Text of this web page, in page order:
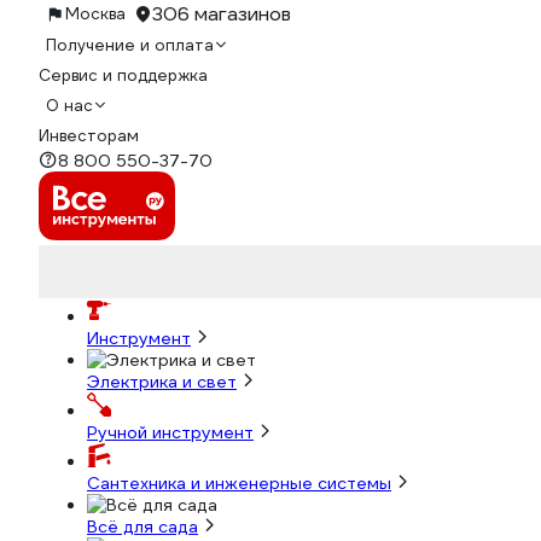
Москва 306 магазинов
Получение и оплата
Сервис и поддержка
О нас
Инвесторам
8 800 550-37-70
Инструмент
Электрика и свет
Ручной инструмент
Сантехника и инженерные системы
Всё для сада